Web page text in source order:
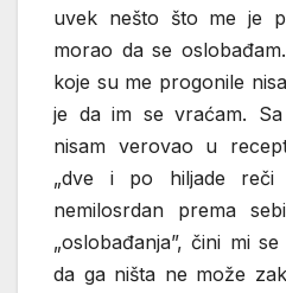
uvek nešto što me je
morao da se
koje su me progonile
je da im se vraćam.
nisam verovao u
„dve i po hiljade
nemilosrdan prema
„oslobađanja”, čini mi
da ga ništa ne može